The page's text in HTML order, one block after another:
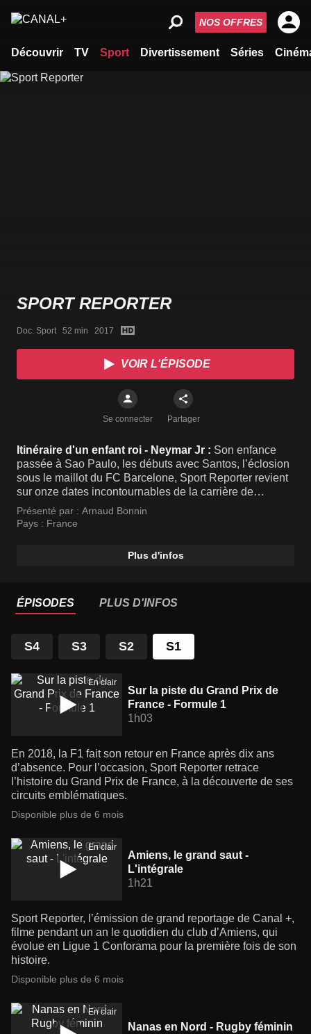
Découvrir TV Sport Divertissement Séries
NOS OFFRES
SPORT REPORTER
Doc. Sport   52 min   2017
VOIR L'ÉPISODE
Se connecter Partager
Itinéraire d'un enfant roi - Neymar Jr : Son enfance
passée à Sao Paulo, les débuts avec Santos, l’éclosion
sous le maillot du FC Barcelone, Sport Reporter revient
sur onze dates incontournables de la carrière de
Neymar, l’attraction du Paris Saint-Germain.
Présenté par : Arnaud Bonnin
Pays : France
Plus d'infos
ÉPISODES PLUS D'INFOS
S4 S3 S2 S1
En clair
Sur la piste du Grand Prix de
France - Formule 1
1h03
En 2018, la F1 fait son retour en France après dix ans
d’absence. Pour l’occasion, Sport Reporter retrace
l’histoire du Grand Prix de France, à la découverte de ses
circuits emblématiques.
Disponible plus de 6 mois
En clair
Amiens, le grand saut -
L'intégrale
1h21
Sport Reporter, l’émission de grand reportage de Canal +,
filme pendant un an le quotidien du club d’Amiens, qui
évolue en Ligue 1 Conforama pour la première fois de son
histoire.
Disponible plus de 6 mois
En clair
Nanas en Nord - Rugby féminin